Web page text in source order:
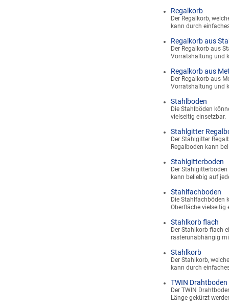
Regalkorb
Der Regalkorb,
kann durch
Regalkorb aus
Der Regalkorb aus
Vorratshaltung und
Regalkorb aus
Der Regalkorb aus
Vorratshaltung und
Stahlboden
Die Stahlböden
vielseitig einsetzbar.
Stahlgitter
Der Stahlgitter
Regalboden kann
Stahlgitterboden
Der
kann beliebig auf
Stahlfachboden
Die Stahlfachböden
Oberfläche vielseitig
Stahlkorb flach
Der Stahlkorb flach
rasterunabhängig
Stahlkorb
Der Stahlkorb,
kann durch
TWIN Drahtboden
Der TWIN
Länge gekürzt